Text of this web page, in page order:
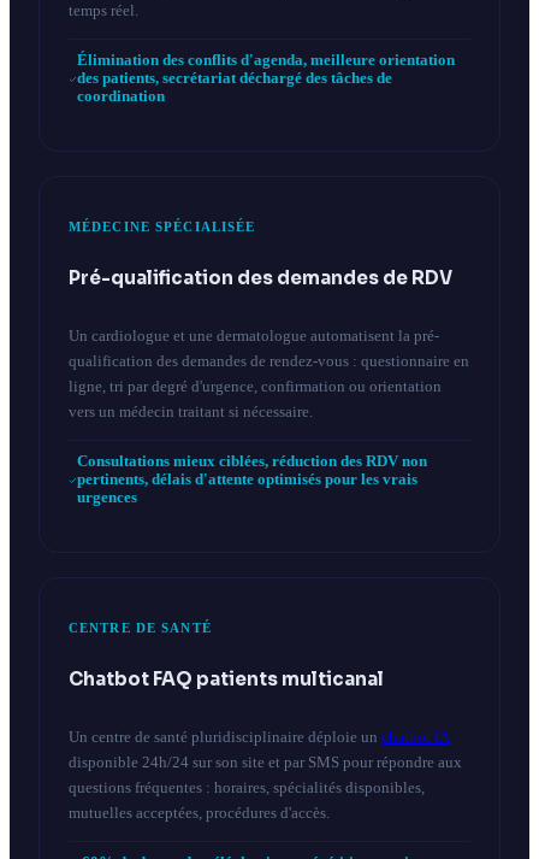
temps réel.
Élimination des conflits d'agenda, meilleure orientation
des patients, secrétariat déchargé des tâches de
coordination
MÉDECINE SPÉCIALISÉE
Pré-qualification des demandes de RDV
Un cardiologue et une dermatologue automatisent la pré-
qualification des demandes de rendez-vous : questionnaire en
ligne, tri par degré d'urgence, confirmation ou orientation
vers un médecin traitant si nécessaire.
Consultations mieux ciblées, réduction des RDV non
pertinents, délais d'attente optimisés pour les vrais
urgences
CENTRE DE SANTÉ
Chatbot FAQ patients multicanal
Un centre de santé pluridisciplinaire déploie un chatbot IA
disponible 24h/24 sur son site et par SMS pour répondre aux
questions fréquentes : horaires, spécialités disponibles,
mutuelles acceptées, procédures d'accès.